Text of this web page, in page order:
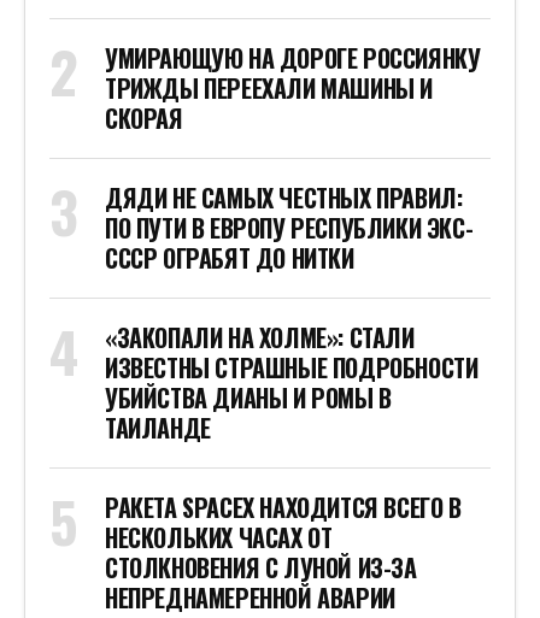
УМИРАЮЩУЮ НА ДОРОГЕ РОССИЯНКУ
ТРИЖДЫ ПЕРЕЕХАЛИ МАШИНЫ И
СКОРАЯ
ДЯДИ НЕ САМЫХ ЧЕСТНЫХ ПРАВИЛ:
ПО ПУТИ В ЕВРОПУ РЕСПУБЛИКИ ЭКС-
СССР ОГРАБЯТ ДО НИТКИ
«ЗАКОПАЛИ НА ХОЛМЕ»: СТАЛИ
ИЗВЕСТНЫ СТРАШНЫЕ ПОДРОБНОСТИ
УБИЙСТВА ДИАНЫ И РОМЫ В
ТАИЛАНДЕ
РАКЕТА SPACEX НАХОДИТСЯ ВСЕГО В
НЕСКОЛЬКИХ ЧАСАХ ОТ
СТОЛКНОВЕНИЯ С ЛУНОЙ ИЗ-ЗА
НЕПРЕДНАМЕРЕННОЙ АВАРИИ